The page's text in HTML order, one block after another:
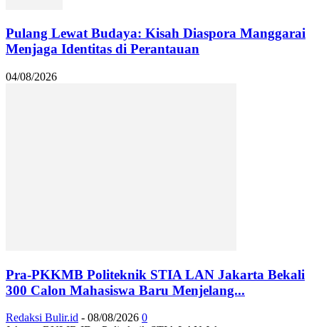
Pulang Lewat Budaya: Kisah Diaspora Manggarai
Menjaga Identitas di Perantauan
04/08/2026
Pra-PKKMB Politeknik STIA LAN Jakarta Bekali
300 Calon Mahasiswa Baru Menjelang...
Redaksi Bulir.id - 08/08/2026 0